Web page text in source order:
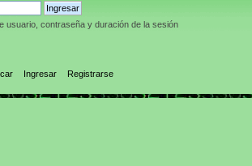
usuario, contraseña y duración de la sesión
Ingresar Registrarse